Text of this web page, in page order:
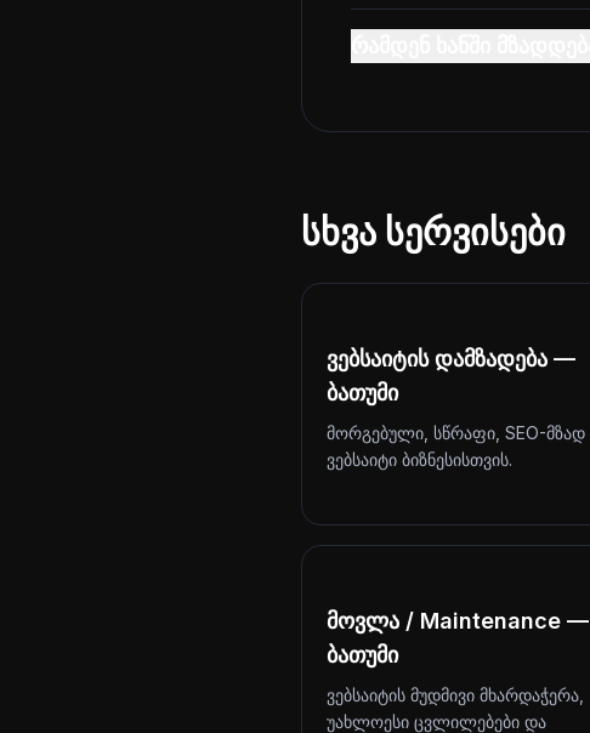
სხვა სერვისები
ვებსაიტის დამზადება —
ბათუმი
მორგებული, სწრაფი, SEO-მზად
ვებსაიტი ბიზნესისთვის.
მოვლა / Maintenance —
ბათუმი
ვებსაიტის მუდმივი მხარდაჭერა,
უახლოესი ცვლილებები და